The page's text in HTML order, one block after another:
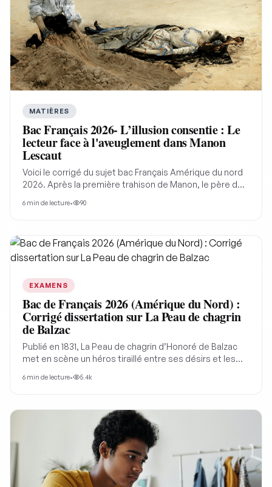
MATIÈRES
Bac Français 2026- L’illusion consentie : Le
lecteur face à l'aveuglement dans Manon
Lescaut
Voici le corrigé du sujet bac Français Amérique du nord
2026. Après la première trahison de Manon, le père de
vous aveugler à ce point ?". Le plaisir du lecteur de
6 min de lecture• 90
EXAMENS
Bac de Français 2026 (Amérique du Nord) :
Corrigé dissertation sur La Peau de chagrin
de Balzac
Publié en 1831, La Peau de chagrin d’Honoré de Balzac
met en scène un héros tiraillé entre ses désirs et les
Amérique du Nord 2026, nous verrons comment la
entre désir, pouvoir et destruction qui structurent le
destin de Raphaël de Valentin.
6 min de lecture• 5.4k